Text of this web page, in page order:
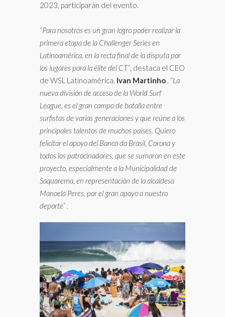
2023, participarán del evento.
“Para nosotros es un gran logro poder realizar la
primera etapa de la Challenger Series en
Latinoamérica, en la recta final de la disputa por
los lugares para la élite del CT”, destaca el CEO
de WSL Latinoamérica, Ivan Martinho . “La
nueva división de acceso de la World Surf
League, es el gran campo de batalla entre
surfistas de varias generaciones y que reúne a los
principales talentos de muchos países. Quiero
felicitar el apoyo del Banco do Brasil, Corona y
todos los patrocinadores, que se sumaron en este
proyecto, especialmente a la Municipalidad de
Saquarema, en representación de la alcaldesa
Manoela Peres, por el gran apoyo a nuestro
deporte” .